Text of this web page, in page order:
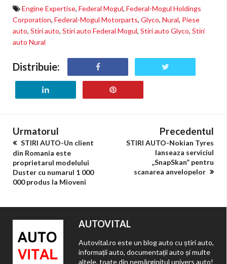
Engine Expertise, Federal Mogul, Federal-Mogul Holdings
Corporation, Federal-Mogul Motorparts, Glyco, Nural, Piese
auto, Stiri auto, Stiri auto Federal Mogul, Stiri auto Glyco, Stiri
auto Nural
Distribuie:
Urmatorul
STIRI AUTO-Un client
din Romania este
proprietarul modelului
Duster cu numarul 1 000
000 produs la Mioveni
Precedentul
STIRI AUTO-Nokian Tyres
lanseaza serviciul
„SnapSkan” pentru
scanarea anvelopelor
AUTOVITAL
Autovital.ro este un blog auto cu știri auto,
informații auto, documentații auto și multe
altele, toate din nemărginitul univers auto!